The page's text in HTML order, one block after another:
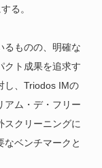
る。
るものの、明確な
クト成果を追求す
し、Triodos IMの
アム・デ・フリー
スクリーニングに
なベンチマークと